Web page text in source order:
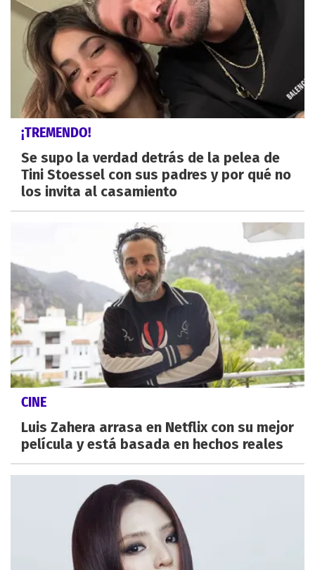
¡TREMENDO!
Se supo la verdad detrás de la pelea de
Tini Stoessel con sus padres y por qué no
los invita al casamiento
CINE
Luis Zahera arrasa en Netflix con su mejor
película y está basada en hechos reales